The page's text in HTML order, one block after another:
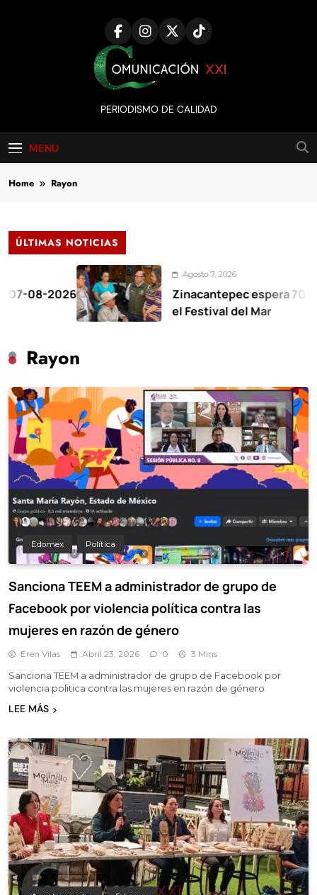
Comunicación
XXI
PERIODISMO DE CALIDAD
MENU
Home Rayon
ÚLTIMAS NOTICIAS
2026
Agosto 7, 2026
Zinacantepec espera 70 mil
el Festival del Mar
Rayon
Edomex Política
Sanciona TEEM a administrador de grupo de
Facebook por violencia política contra las
mujeres en razón de género
Eren Vilas Abril 23, 2026 0 3 Mins
Sanciona TEEM a administrador de grupo de Facebook por
violencia politica contra las mujeres en razón de género
LEE MÁS